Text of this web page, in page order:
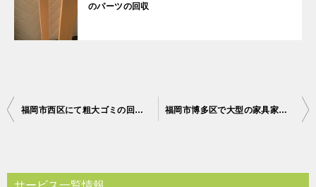
のパーツの回収
投
ビ
福岡市西区にて粗大ゴミの回収 お客様の声 福岡市博多区で大型の家具家電など回収のご依頼 お客様の声